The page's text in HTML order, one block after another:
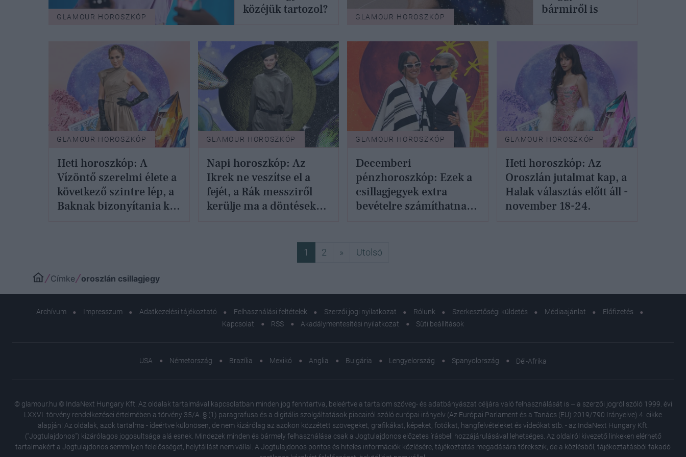
GLAMOUR HOROSZKÓP
közéjük tartozol?
GLAMOUR HOROSZKÓP
bármiről is
GLAMOUR HOROSZKÓP
Heti horoszkóp: A
Vízöntő szerelmi élete a
következő szintre lép, a
Baknak bizonyítania kell
GLAMOUR HOROSZKÓP
Napi horoszkóp: Az
Ikrek ne veszítse el a
fejét, a Rák messziről
kerülje ma a döntéseket
GLAMOUR HOROSZKÓP
Decemberi
pénzhoroszkóp: Ezek a
csillagjegyek extra
bevételre számíthatnak,
nyertesei
GLAMOUR HOROSZKÓP
Heti horoszkóp: Az
Oroszlán jutalmat kap, a
Halak választás előtt áll -
november 18-24.
1 2 » Következő
Utolsó
Címke oroszlán csillagjegy
Archívum Impresszum Adatkezelési tájékoztató Felhasználási feltételek Szerzői jogi nyilatkozat Rólunk Szerkesztőségi küldetés Médiaajánlat
Előfizetés
Kapcsolat
RSS Akadálymentesítési nyilatkozat Süti beállítások
USA Németország Brazília Mexikó Anglia Bulgária Lengyelország Spanyolország Dél-Afrika
© glamour.hu © IndaNext Hungary Kft. Az oldalak tartalmával kapcsolatban minden jog fenntartva, beleértve a tartalom szöveg- és adatbányászat céljára való felhasználását is – a szerzői jogról szóló 1999. évi
LXXVI. törvény rendelkezései értelmében a törvény 35/A. § (1) paragrafusa és a digitális szolgáltatások piacairól szóló európai irányelv (Az Európai Parlament és a Tanács (EU) 2019/790 Irányelve) 4. cikke
alapján! Az oldalak, azok tartalma - ideértve különösen, de nem kizárólag az azokon közzétett szövegeket, grafikákat, képeket, fotókat, hangfelvételeket és videókat stb. - az IndaNext Hungary Kft.
("Jogtulajdonos") kizárólagos jogosultsága alá esnek. Mindezek minden és bármely felhasználása csak a Jogtulajdonos előzetes írásbeli hozzájárulásával lehetséges. Az oldalról kivezető linkeken elérhető
tartalmakért a Jogtulajdonos semmilyen felelősséget, helytállást nem vállal. A Jogtulajdonos pontos és hiteles információk közlésére, tájékoztatás megadására törekszik, de a közlésből, tájékoztatásból fakadó